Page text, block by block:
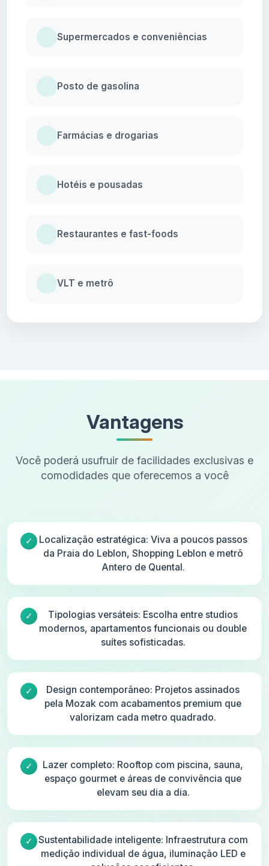
Supermercados e conveniências
Posto de gasolina
Farmácias e drogarias
Hotéis e pousadas
Restaurantes e fast-foods
VLT e metrô
Vantagens
Você poderá usufruir de facilidades exclusivas e
comodidades que oferecemos a você
Localização estratégica: Viva a poucos passos
da Praia do Leblon, Shopping Leblon e metrô
Antero de Quental.
Tipologias versáteis: Escolha entre studios
modernos, apartamentos funcionais ou double
suítes sofisticadas.
Design contemporâneo: Projetos assinados
pela Mozak com acabamentos premium que
valorizam cada metro quadrado.
Lazer completo: Rooftop com piscina, sauna,
espaço gourmet e áreas de convivência que
elevam seu dia a dia.
Sustentabilidade inteligente: Infraestrutura com
medição individual de água, iluminação LED e